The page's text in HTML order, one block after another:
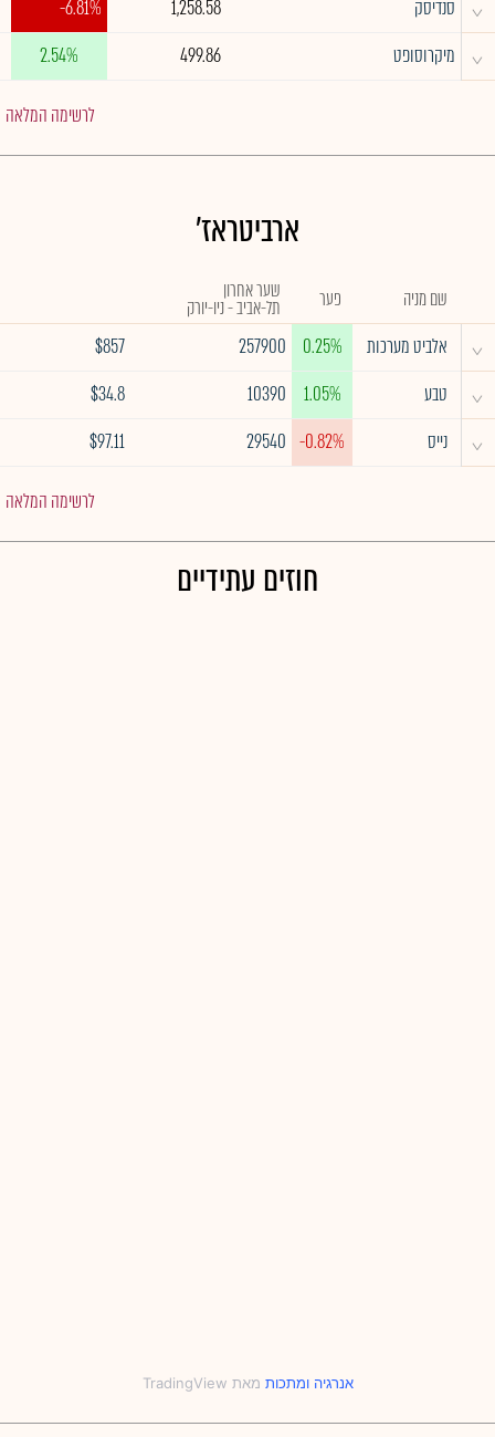
^ סנדיסק 1,258.58
-6.81%
^ מיקרוסופט 499.86
2.54%
לרשימה המלאה
ארביטראז'
שם מניה פער שער אחרון
תל-אביב - ניו-יורק
^ אלביט מערכות 0.25%
257900
$857
^ טבע 1.05%
10390
$34.8
^ נייס -0.82%
29540
$97.11
לרשימה המלאה
חוזים עתידיים
אנרגיה ‎ו‎ מתכות